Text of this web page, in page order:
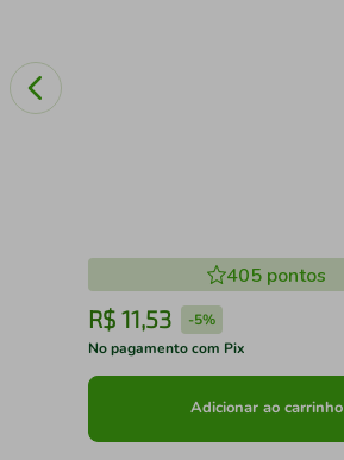
405 pontos
R$ 11,53 -5%
No pagamento com Pix
Adicionar ao carrinho